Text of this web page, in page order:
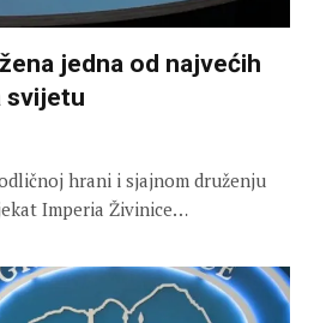
jedna od najvećih
svijetu
hrani i sjajnom druženju
Imperia Živinice…